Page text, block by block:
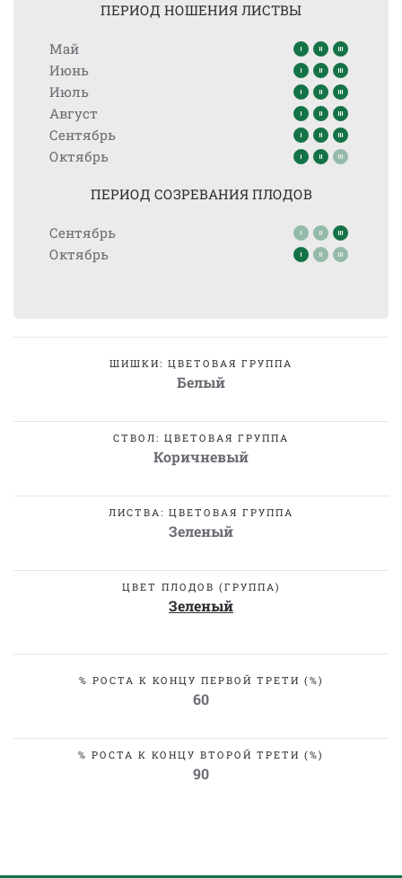
ПЕРИОД НОШЕНИЯ ЛИСТВЫ
Май
Июнь
Июль
Август
Сентябрь
Октябрь
ПЕРИОД СОЗРЕВАНИЯ ПЛОДОВ
Сентябрь
Октябрь
ШИШКИ: ЦВЕТОВАЯ ГРУППА
Белый
СТВОЛ: ЦВЕТОВАЯ ГРУППА
Коричневый
ЛИСТВА: ЦВЕТОВАЯ ГРУППА
Зеленый
ЦВЕТ ПЛОДОВ (ГРУППА)
Зеленый
% РОСТА К КОНЦУ ПЕРВОЙ ТРЕТИ (%)
60
% РОСТА К КОНЦУ ВТОРОЙ ТРЕТИ (%)
90